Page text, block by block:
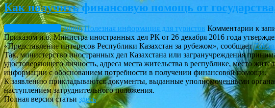
Как получить финансовую помощь от
Февраль 11, 2017 admin Полезная информация для туристов Комментарии к
Приказом и.о. Министра иностранных дел РК от 26 декабря 2016 года
«Представление интересов Республики Казахстан за рубежом», сообщает
Так, министерство иностранных дел Казахстана или загранучреждения
удостоверяющего личность, адреса места жительства в республике, место
информации с обоснованием потребности в получении финансовой помощи.
К заявлению прикладываются документы, выданные уполномоченными
наступлением затруднительного положения.
Полная версия статьи здесь